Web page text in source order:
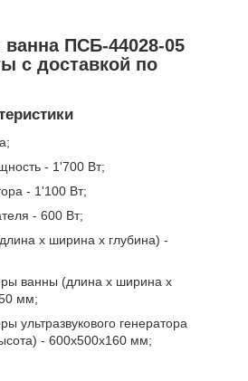
ванна ПСБ-44028-05
с доставкой по
- 1'700 Вт;
- 1'100 Вт;
- 600 Вт;
x ширина x глубина) -
ванны (длина x ширина x
мм;
ультразвукового генератора
- 600x500x160 мм;